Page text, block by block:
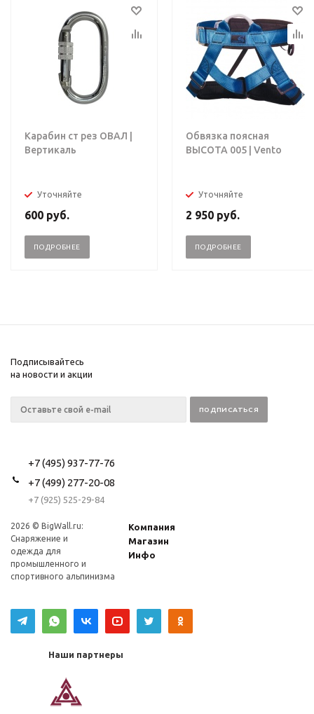
Карабин ст рез ОВАЛ |
Вертикаль
Уточняйте
600 руб.
ПОДРОБНЕЕ
Обвязка поясная
ВЫСОТА 005 | Vento
Уточняйте
2 950 руб.
ПОДРОБНЕЕ
Подписывайтесь
на новости и акции
+7 (495) 937-77-76
+7 (499) 277-20-08
+7 (925) 525-29-84
2026 © BigWall.ru:
Снаряжение и
одежда для
промышленного и
спортивного альпинизма
Компания
Магазин
Инфо
Наши партнеры